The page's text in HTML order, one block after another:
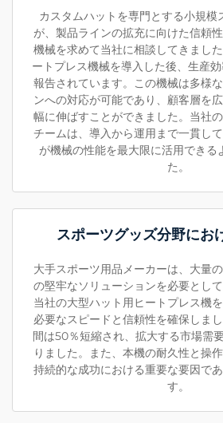
カスタムハットを専門とする小規模
が、製品ラインの拡充に向けた信頼
機械を求めて当社に相談してきまし
ートプレス機械を導入した後、生産
報告されています。この機械は多様
ンへの対応が可能であり、顧客層を
幅に伸ばすことができました。当社
チームは、導入から運用まで一貫し
が機械の性能を最大限に活用できる
た。
スポーツグッズ分野にお
大手スポーツ用品メーカーは、大量
の堅牢なソリューションを必要として
当社の大型ハット用ヒートプレス機
必要なスピードと信頼性を確保しま
間は50％短縮され、拡大する市場需
りました。また、本機の耐久性と操
持続的な成功における重要な要因で
す。